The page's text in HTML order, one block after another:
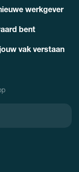
werkgever
bent
vak verstaan